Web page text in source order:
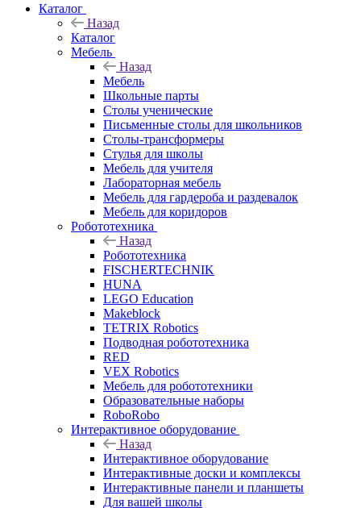
Каталог
Назад
Каталог
Мебель
Назад
Мебель
Школьные парты
Столы ученические
Письменные столы для школьников
Столы-трансформеры
Стулья для школы
Мебель для учителя
Лабораторная мебель
Мебель для гардероба и раздевалок
Мебель для коридоров
Робототехника
Назад
Робототехника
FISCHERTECHNIK
HUNA
LEGO Education
Makeblock
TETRIX Robotics
Подводная робототехника
RED
VEX Robotics
Мебель для робототехники
Образовательные наборы
RoboRobo
Интерактивное оборудование
Назад
Интерактивное оборудование
Интерактивные доски и комплексы
Интерактивные панели и планшеты
Для вашей школы